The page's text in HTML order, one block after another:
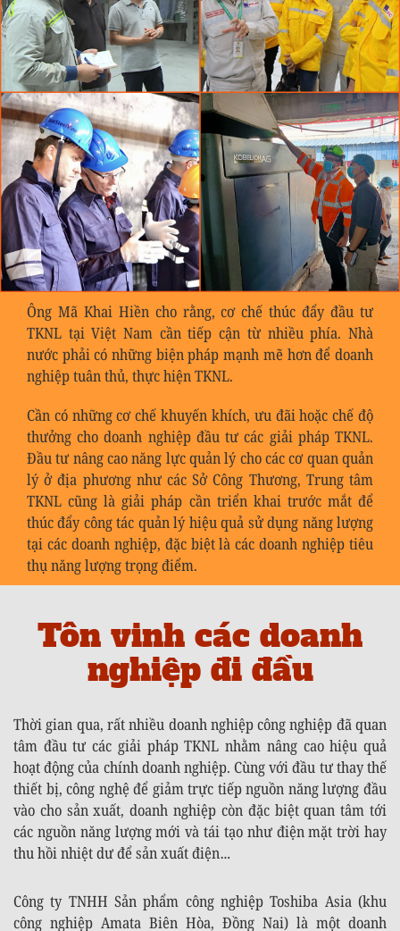
Ông Mã Khai Hiền cho rằng, cơ chế thúc đẩy đầu tư
TKNL tại Việt Nam cần tiếp cận từ nhiều phía. Nhà
nước phải có những biện pháp mạnh mẽ hơn để doanh
nghiệp tuân thủ, thực hiện TKNL.
Cần có những cơ chế khuyến khích, ưu đãi hoặc chế độ
thưởng cho doanh nghiệp đầu tư các giải pháp TKNL.
Đầu tư nâng cao năng lực quản lý cho các cơ quan quản
lý ở địa phương như các Sở Công Thương, Trung tâm
TKNL cũng là giải pháp cần triển khai trước mắt để
thúc đẩy công tác quản lý hiệu quả sử dụng năng lượng
tại các doanh nghiệp, đặc biệt là các doanh nghiệp tiêu
thụ năng lượng trọng điểm.
Tôn vinh các doanh
nghiệp đi đầu
Thời gian qua, rất nhiều doanh nghiệp công nghiệp đã quan
tâm đầu tư các giải pháp TKNL nhằm nâng cao hiệu quả
hoạt động của chính doanh nghiệp. Cùng với đầu tư thay thế
thiết bị, công nghệ để giảm trực tiếp nguồn năng lượng đầu
vào cho sản xuất, doanh nghiệp còn đặc biệt quan tâm tới
các nguồn năng lượng mới và tái tạo như điện mặt trời hay
thu hồi nhiệt dư để sản xuất điện…
Công ty TNHH Sản phẩm công nghiệp Toshiba Asia (khu
công nghiệp Amata Biên Hòa, Đồng Nai) là một doanh